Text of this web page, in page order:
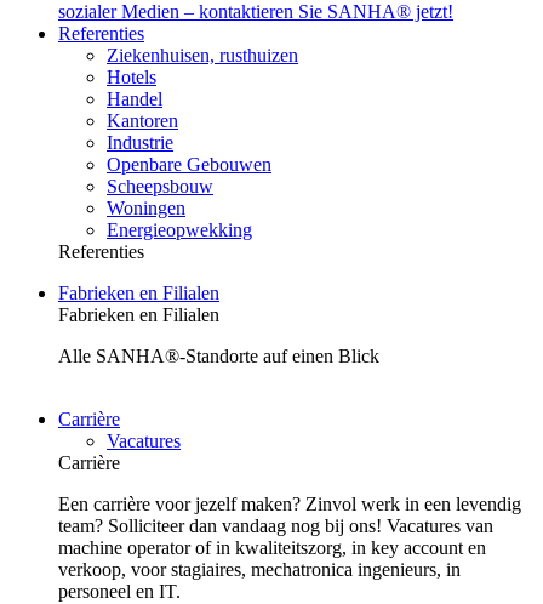
Referenties
Ziekenhuisen, rusthuizen
Hotels
Handel
Kantoren
Industrie
Openbare Gebouwen
Scheepsbouw
Woningen
Energieopwekking
Referenties
Fabrieken en Filialen
Fabrieken en Filialen
Alle SANHA®-Standorte auf einen Blick
Carrière
Vacatures
Carrière
Een carrière voor jezelf maken? Zinvol werk in een levendig
team? Solliciteer dan vandaag nog bij ons! Vacatures van
machine operator of in kwaliteitszorg, in key account en
verkoop, voor stagiaires, mechatronica ingenieurs, in
personeel en IT.